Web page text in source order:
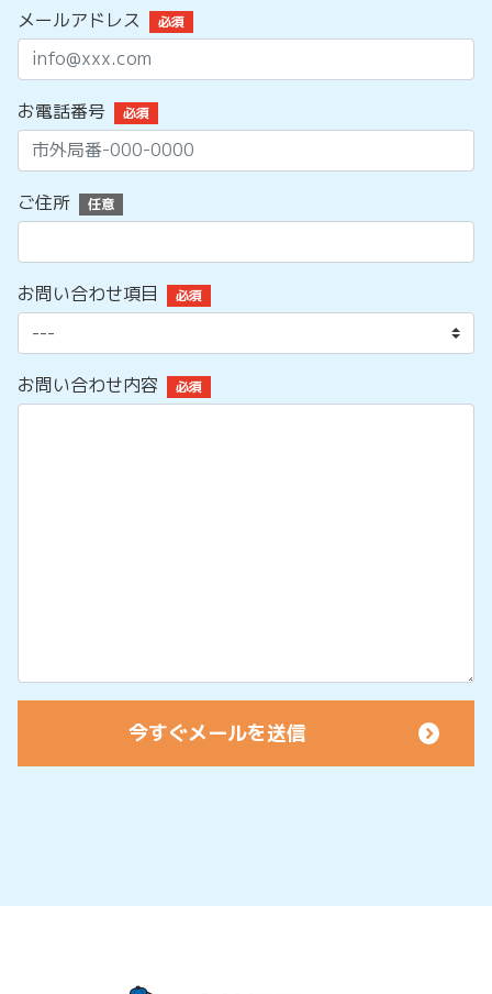
メールアドレス 必須
お電話番号 必須
ご住所 任意
お問い合わせ項目 必須
お問い合わせ内容 必須